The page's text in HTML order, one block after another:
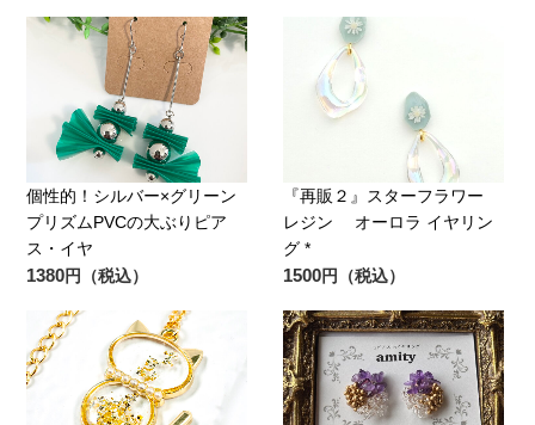
個性的！シルバー×グリーン
プリズムPVCの大ぶりピア
ス・イヤ
1380円（税込）
『再販２』スターフラワー
レジン オーロラ イヤリン
グ *
1500円（税込）